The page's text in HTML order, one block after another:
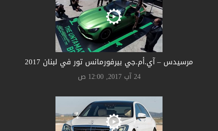
مرسيدس – آي.أم.جي بيرفورمانس تور في لبنان 2017
24 آب 2017, 12:00 ص